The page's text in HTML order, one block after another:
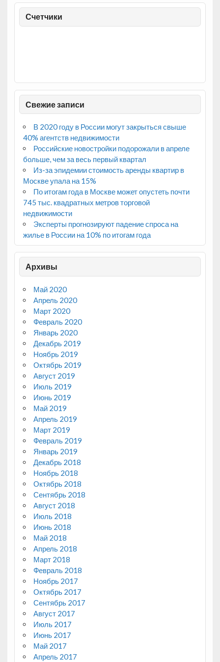
Счетчики
Свежие записи
В 2020 году в России могут закрыться свыше
40% агентств недвижимости
Российские новостройки подорожали в апреле
больше, чем за весь первый квартал
Из-за эпидемии стоимость аренды квартир в
Москве упала на 15%
По итогам года в Москве может опустеть почти
745 тыс. квадратных метров торговой
недвижимости
Эксперты прогнозируют падение спроса на
жилье в России на 10% по итогам года
Архивы
Май 2020
Апрель 2020
Март 2020
Февраль 2020
Январь 2020
Декабрь 2019
Ноябрь 2019
Октябрь 2019
Август 2019
Июль 2019
Июнь 2019
Май 2019
Апрель 2019
Март 2019
Февраль 2019
Январь 2019
Декабрь 2018
Ноябрь 2018
Октябрь 2018
Сентябрь 2018
Август 2018
Июль 2018
Июнь 2018
Май 2018
Апрель 2018
Март 2018
Февраль 2018
Ноябрь 2017
Октябрь 2017
Сентябрь 2017
Август 2017
Июль 2017
Июнь 2017
Май 2017
Апрель 2017